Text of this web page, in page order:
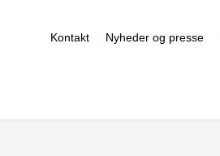
Kontakt Nyheder og presse